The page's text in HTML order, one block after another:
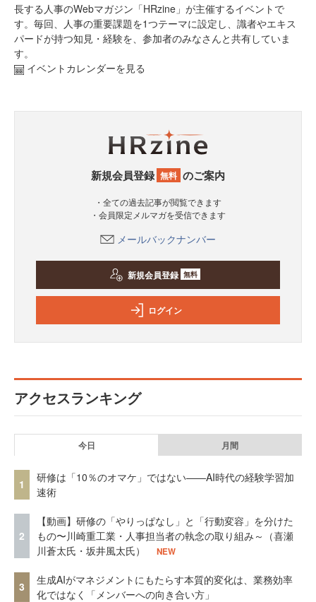
長する人事のWebマガジン「HRzine」が主催するイベントで
す。毎回、人事の重要課題を1つテーマに設定し、識者やエキス
パードが持つ知見・経験を、参加者のみなさんと共有していま
す。
イベントカレンダーを見る
新規会員登録 無料 のご案内
・全ての過去記事が閲覧できます
・会員限定メルマガを受信できます
メールバックナンバー
新規会員登録 無料
ログイン
アクセスランキング
今日 月間
1
研修は「10％のオマケ」ではない——AI時代の経験学習加
速術
2
【動画】研修の「やりっぱなし」と「行動変容」を分けた
もの〜川崎重工業・人事担当者の執念の取り組み～（喜瀬
川蒼太氏・坂井風太氏）
NEW
3
生成AIがマネジメントにもたらす本質的変化は、業務効率
化ではなく「メンバーへの向き合い方」